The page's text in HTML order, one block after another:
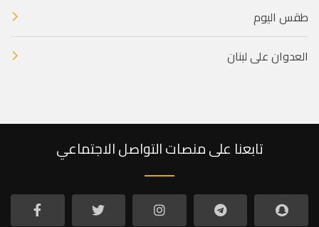
طقس اليوم
العدوان على لبنان
تابعنا على منصات التواصل الاجتماعي